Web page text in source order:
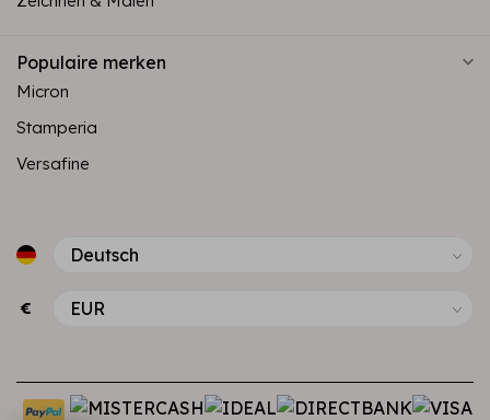
Populaire merken
Micron
Stamperia
Versafine
€